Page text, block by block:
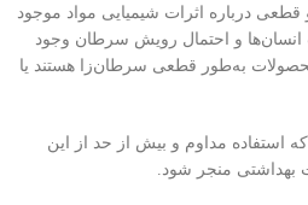
درباره اثرات شیمیایی مواد موجود
و احتمال رویش سرطان وجود
محصولات به‌طور قطعی سرطان‌زا هستند یا
استفاده مداوم و بیش از حد از این
منجر شود.